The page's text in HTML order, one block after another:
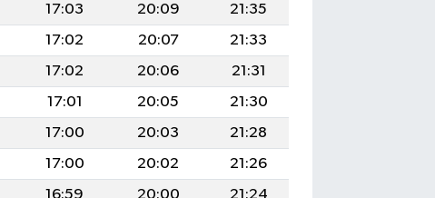
17:03 20:09
21:35
17:02 20:07
21:33
17:02 20:06
21:31
17:01 20:05
21:30
17:00 20:03
21:28
17:00 20:02
21:26